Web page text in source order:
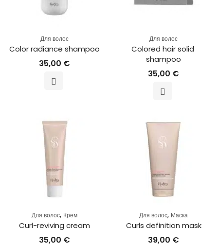
Для волос
Color radiance shampoo
35,00 €
Для волос
Colored hair solid
shampoo
35,00 €
Для волос, Крем
Curl-reviving cream
35,00 €
Для волос, Маска
Curls definition mask
39,00 €